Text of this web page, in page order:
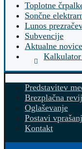
Toplotne
Sončne
Lunos
Subvencije
Aktualne novice
Predstavitev
Brezplačna
Oglaševanje
Postavi
Kontakt